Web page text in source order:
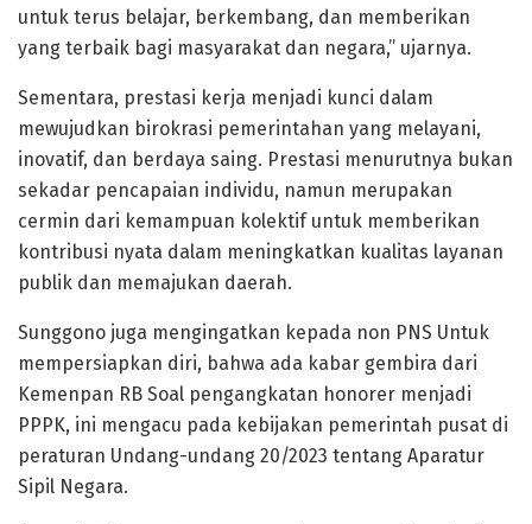
untuk terus belajar, berkembang, dan memberikan
yang terbaik bagi masyarakat dan negara,” ujarnya.
Sementara, prestasi kerja menjadi kunci dalam
mewujudkan birokrasi pemerintahan yang melayani,
inovatif, dan berdaya saing. Prestasi menurutnya bukan
sekadar pencapaian individu, namun merupakan
cermin dari kemampuan kolektif untuk memberikan
kontribusi nyata dalam meningkatkan kualitas layanan
publik dan memajukan daerah.
Sunggono juga mengingatkan kepada non PNS Untuk
mempersiapkan diri, bahwa ada kabar gembira dari
Kemenpan RB Soal pengangkatan honorer menjadi
PPPK, ini mengacu pada kebijakan pemerintah pusat di
peraturan Undang-undang 20/2023 tentang Aparatur
Sipil Negara.